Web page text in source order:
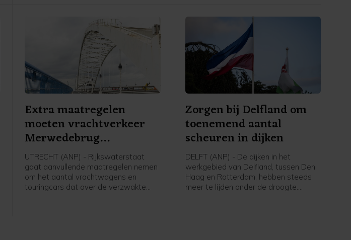
Extra maatregelen
moeten vrachtverkeer
Merwedebrug
terugdringen
UTRECHT (ANP) - Rijkswaterstaat
gaat aanvullende maatregelen nemen
om het aantal vrachtwagens en
touringcars dat over de verzwakte
Zorgen bij Delfland om
toenemend aantal
scheuren in dijken
DELFT (ANP) - De dijken in het
werkgebied van Delfland, tussen Den
Haag en Rotterdam, hebben steeds
meer te lijden onder de droogte.